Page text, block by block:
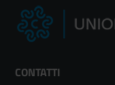
CONTATTI